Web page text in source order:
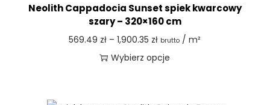
Neolith Cappadocia Sunset spiek kwarcowy
szary – 320×160 cm
569.49 zł – 1,900.35 zł brutto / m²
Wybierz opcje